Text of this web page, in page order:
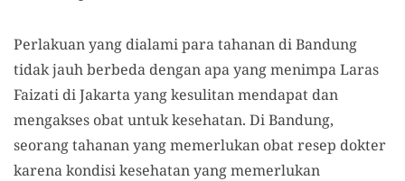
Perlakuan yang dialami para tahanan di Bandung
tidak jauh berbeda dengan apa yang menimpa Laras
Faizati di Jakarta yang kesulitan mendapat dan
mengakses obat untuk kesehatan. Di Bandung,
seorang tahanan yang memerlukan obat resep dokter
karena kondisi kesehatan yang memerlukan